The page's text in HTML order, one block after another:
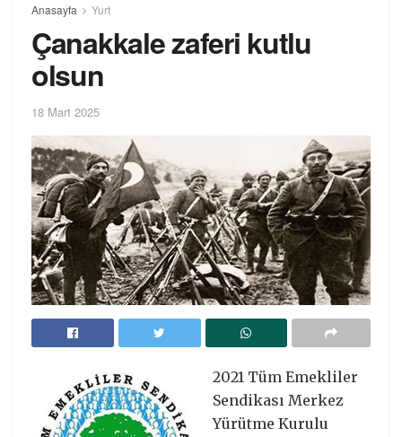
Anasayfa Yurt
Çanakkale zaferi kutlu
olsun
18 Mart 2025
2021 Tüm Emekliler
Sendikası Merkez
Yürütme Kurulu